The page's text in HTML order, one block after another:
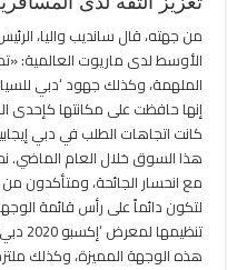
من جهته، قال سانديب واليا،
الأوسط لدى ماريوت العالمية:
الملهمة، وكذلك جهود ‘دبي
إنها حافظت على مكانتها كإحدى
كانت اتجاهات الطلب في دبي
هذا السوق خلال العام الماضي.
مع انحسار الجائحة، ومتأكدون
لتكون دائماً على رأس قائمة
هذه الوجهة المميزة، وكذلك